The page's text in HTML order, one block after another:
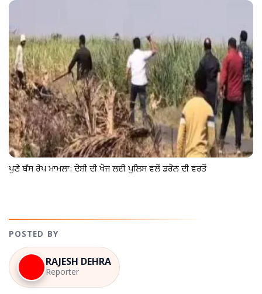
ਪੁਣੇ ਬੱਸ ਰੇਪ ਮਾਮਲਾ: ਦੋਸ਼ੀ ਦੀ ਖੋਜ ਲਈ ਪੁਲਿਸ ਵਲੋਂ ਡਰੋਨ ਦੀ ਵਰਤੋਂ
POSTED BY
RAJESH DEHRA
Reporter